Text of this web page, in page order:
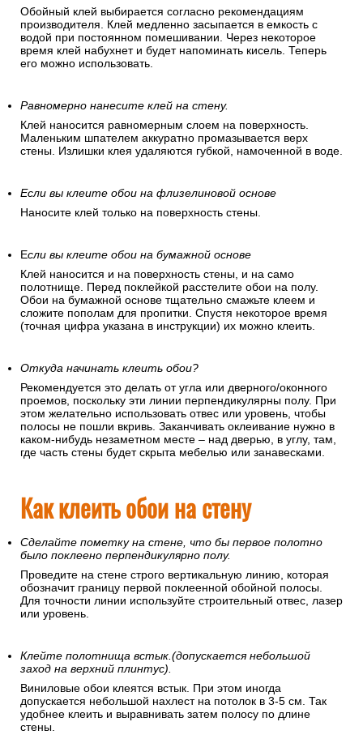
Обойный клей выбирается согласно рекомендациям
производителя. Клей медленно засыпается в емкость с
водой при постоянном помешивании. Через некоторое
время клей набухнет и будет напоминать кисель. Теперь
его можно использовать.
Равномерно нанесите клей на стену.
Клей наносится равномерным слоем на поверхность.
Маленьким шпателем аккуратно промазывается верх
стены. Излишки клея удаляются губкой, намоченной в воде.
Если вы клеите обои на флизелиновой основе
Наносите клей только на поверхность стены.
Если вы клеите обои на бумажной основе
Клей наносится и на поверхность стены, и на само
полотнище. Перед поклейкой расстелите обои на полу.
Обои на бумажной основе тщательно смажьте клеем и
сложите пополам для пропитки. Спустя некоторое время
(точная цифра указана в инструкции) их можно клеить.
Откуда начинать клеить обои?
Рекомендуется это делать от угла или дверного/оконного
проемов, поскольку эти линии перпендикулярны полу. При
этом желательно использовать отвес или уровень, чтобы
полосы не пошли вкривь. Заканчивать оклеивание нужно в
каком-нибудь незаметном месте – над дверью, в углу, там,
где часть стены будет скрыта мебелью или занавесками.
Как клеить обои на стену
Сделайте пометку на стене, что бы первое полотно
было поклеено перпендикулярно полу.
Проведите на стене строго вертикальную линию, которая
обозначит границу первой поклеенной обойной полосы.
Для точности линии используйте строительный отвес, лазер
или уровень.
Клейте полотнища встык.(допускается небольшой
заход на верхний плинтус).
Виниловые обои клеятся встык. При этом иногда
допускается небольшой нахлест на потолок в 3-5 см. Так
удобнее клеить и выравнивать затем полосу по длине
стены.